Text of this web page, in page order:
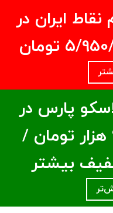
نقاط ایران در
پارس در
خریدهای بالای ۶00 هزار تومان /
بیشتر